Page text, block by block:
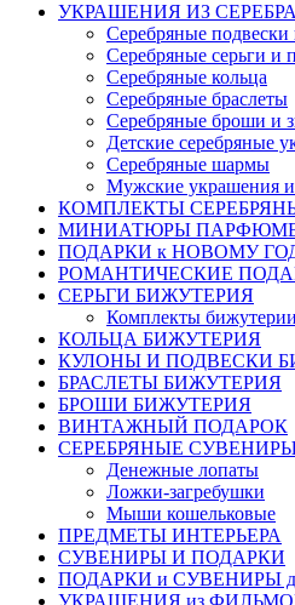
УКРАШЕНИЯ ИЗ СЕРЕБРА
Серебряные
Серебряные серьги и
Серебряные кольца
Серебряные браслеты
Серебряные броши и
Детские серебряные
Серебряные шармы
Мужские украшения
КОМПЛЕКТЫ
МИНИАТЮРЫ
ПОДАРКИ к НОВОМУ
РОМАНТИЧЕСКИЕ
СЕРЬГИ БИЖУТЕРИЯ
Комплекты бижутерии
КОЛЬЦА БИЖУТЕРИЯ
КУЛОНЫ И ПОДВЕСКИ
БРАСЛЕТЫ БИЖУТЕРИЯ
БРОШИ БИЖУТЕРИЯ
ВИНТАЖНЫЙ ПОДАРОК
СЕРЕБРЯНЫЕ
Денежные лопаты
Ложки-загребушки
Мыши кошельковые
ПРЕДМЕТЫ ИНТЕРЬЕРА
СУВЕНИРЫ И ПОДАРКИ
ПОДАРКИ и СУВЕНИРЫ